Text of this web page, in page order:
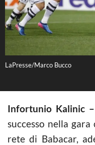
LaPresse/Marco Bucco
Infortunio Kalinic
successo nella
rete di Babacar,